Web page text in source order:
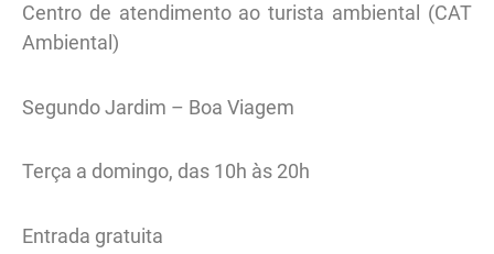
Centro de atendimento ao turista ambiental (CAT
Ambiental)
Segundo Jardim – Boa Viagem
Terça a domingo, das 10h às 20h
Entrada gratuita